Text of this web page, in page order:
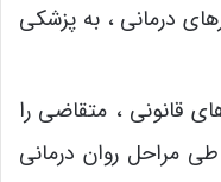
درمانی ، به پزشکی
قانونی ، متقاضی را
مراحل روان درمانی